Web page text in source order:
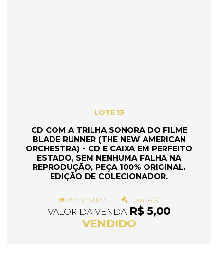
LOTE 13
CD COM A TRILHA SONORA DO FILME
BLADE RUNNER (THE NEW AMERICAN
ORCHESTRA) - CD E CAIXA EM PERFEITO
ESTADO, SEM NENHUMA FALHA NA
REPRODUÇÃO, PEÇA 100% ORIGINAL.
EDIÇÃO DE COLECIONADOR.
399 VISITAS 1 lance(s)
VALOR DA VENDAR$ 5,00
VENDIDO